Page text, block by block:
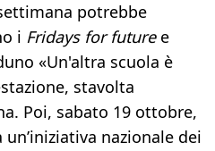
potrebbe
i Fridays for futuree
«Un'altra scuola è
stavolta
Poi, sabato 19 ottobre,
nazionale dei